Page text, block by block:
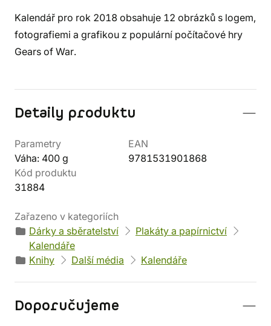
Kalendář pro rok 2018 obsahuje 12 obrázků s logem,
fotografiemi a grafikou z populární počítačové hry
Gears of War.
Detaily produktu
Parametry
Váha: 400 g
EAN
9781531901868
Kód produktu
31884
Zařazeno v kategoriích
Dárky a sběratelství
Plakáty a papírnictví
Kalendáře
Knihy
Další média Kalendáře
Doporučujeme